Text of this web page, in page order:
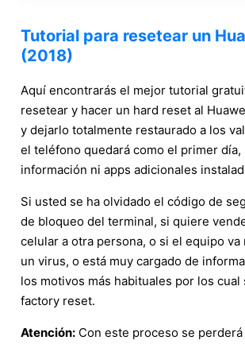
Tutorial para resetear un
(2018)
Aquí encontrarás el mejor tutorial
resetear y hacer un hard reset al
y dejarlo totalmente restaurado a los
el teléfono quedará como el primer día,
información ni apps adicionales
Si usted se ha olvidado el código de
de bloqueo del terminal, si quiere
celular a otra persona, o si el equipo
un virus, o está muy cargado de
los motivos más habituales por los cual
factory reset.
Atención: Con este proceso se